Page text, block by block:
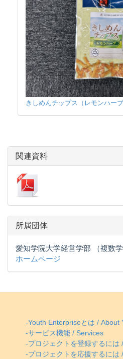
きしめんチップス（レモンハーブ
関連資料
所属団体
愛知学院大学経営学部 （複数学
ホームページ
-Youth Enterpriseとは / About
-サービス機能 / Services
-プロジェクトを登録するに
-プロジェクトを応援するに